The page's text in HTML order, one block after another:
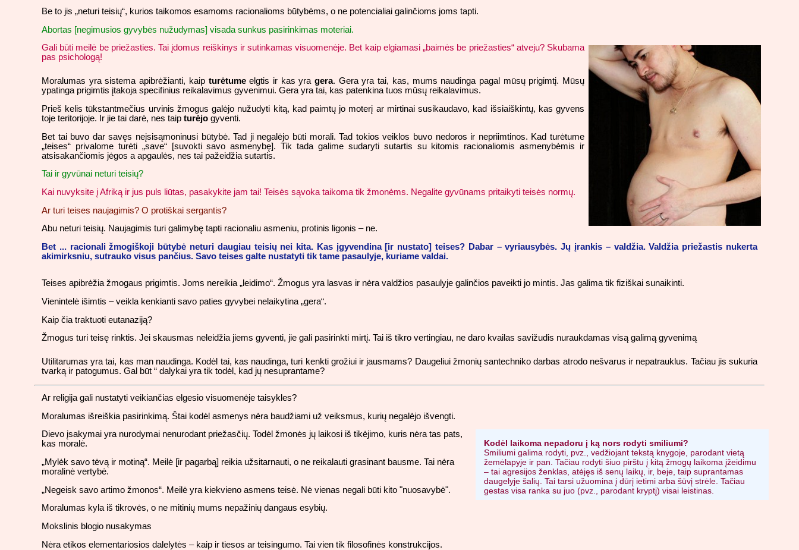
Be to jis „neturi teisių“, kurios taikomos esamoms racionalioms būtybėms, o ne potencialiai galinčioms joms tapti.
Abortas [negimusios gyvybės nužudymas] visada sunkus pasirinkimas moteriai.
Gali būti meilė be priežasties. Tai įdomus reiškinys ir sutinkamas visuomenėje. Bet kaip elgiamasi „baimės be priežasties“ atveju? Skubama
pas psichologą!
Moralumas yra sistema apibrėžianti, kaip turėtumeelgtis ir kas yra gera. Gera yra tai, kas, mums naudinga pagal mūsų prigimtį. Mūsų
ypatinga prigimtis įtakoja specifinius reikalavimus gyvenimui. Gera yra tai, kas patenkina tuos mūsų reikalavimus.
Prieš kelis tūkstantmečius urvinis žmogus galėjo nužudyti kitą, kad paimtų jo moterį ar mirtinai susikaudavo, kad išsiaiškintų, kas gyvens
toje teritorijoje. Ir jie tai darė, nes taip turėjo gyventi.
Bet tai buvo dar savęs neįsisąmoninusi būtybė. Tad ji negalėjo būti morali. Tad tokios veiklos buvo nedoros ir nepriimtinos. Kad turėtume
„teises“ privalome turėti „save“ [suvokti savo asmenybę]. Tik tada galime sudaryti sutartis su kitomis racionaliomis asmenybėmis ir
atsisakančiomis jėgos a apgaulės, nes tai pažeidžia sutartis.
Tai ir gyvūnai neturi teisių?
Kai nuvyksite į Afriką ir jus puls liūtas, pasakykite jam tai! Teisės sąvoka taikoma tik žmonėms. Negalite gyvūnams pritaikyti teisės normų.
Ar turi teises naujagimis? O protiškai sergantis?
Abu neturi teisių. Naujagimis turi galimybę tapti racionaliu asmeniu, protinis ligonis – ne.
Bet ... racionali žmogiškoji būtybė neturi daugiau teisių nei kita. Kas įgyvendina [ir nustato] teises? Dabar – vyriausybės. Jų įrankis – valdžia. Valdžia priežastis nukerta
akimirksniu, sutrauko visus pančius. Savo teises galte nustatyti tik tame pasaulyje, kuriame valdai.
Teises apibrėžia žmogaus prigimtis. Joms nereikia „leidimo“. Žmogus yra lasvas ir nėra valdžios pasaulyje galinčios paveikti jo mintis. Jas galima tik fiziškai sunaikinti.
Vienintelė išimtis – veikla kenkianti savo paties gyvybei nelaikytina „gera“.
Kaip čia traktuoti eutanaziją?
Žmogus turi teisę rinktis. Jei skausmas neleidžia jiems gyventi, jie gali pasirinkti mirtį. Tai iš tikro vertingiau, ne daro kvailas savižudis nuraukdamas visą galimą gyvenimą
Utilitarumas yra tai, kas man naudinga. Kodėl tai, kas naudinga, turi kenkti grožiui ir jausmams? Daugeliui žmonių santechniko darbas atrodo nešvarus ir nepatrauklus. Tačiau jis sukuria
tvarką ir patogumus. Gal būt “ dalykai yra tik todėl, kad jų nesuprantame?
Ar religija gali nustatyti veikiančias elgesio visuomenėje taisykles?
Moralumas išreiškia pasirinkimą. Štai kodėl asmenys nėra baudžiami už veiksmus, kurių negalėjo išvengti.
Kodėl laikoma nepadoru į ką nors rodyti smiliumi?
Smiliumi galima rodyti, pvz., vedžiojant tekstą knygoje, parodant vietą
žemėlapyje ir pan. Tačiau rodyti šiuo pirštu į kitą žmogų laikoma įžeidimu
– tai agresijos ženklas, atėjęs iš senų laikų, ir, beje, taip suprantamas
daugelyje šalių. Tai tarsi užuomina į dūrį ietimi arba šūvį strėle. Tačiau
gestas visa ranka su juo (pvz., parodant kryptį) visai leistinas.
Dievo įsakymai yra nurodymai nenurodant priežasčių. Todėl žmonės jų laikosi iš tikėjimo, kuris nėra tas pats,
kas moralė.
„Mylėk savo tėvą ir motiną“. Meilė [ir pagarbą] reikia užsitarnauti, o ne reikalauti grasinant bausme. Tai nėra
moralinė vertybė.
„Negeisk savo artimo žmonos“. Meilė yra kiekvieno asmens teisė. Nė vienas negali būti kito "nuosavybė".
Moralumas kyla iš tikrovės, o ne mitinių mums nepažinių dangaus esybių.
Mokslinis blogio nusakymas
Nėra etikos elementariosios dalelytės – kaip ir tiesos ar teisingumo. Tai vien tik filosofinės konstrukcijos.